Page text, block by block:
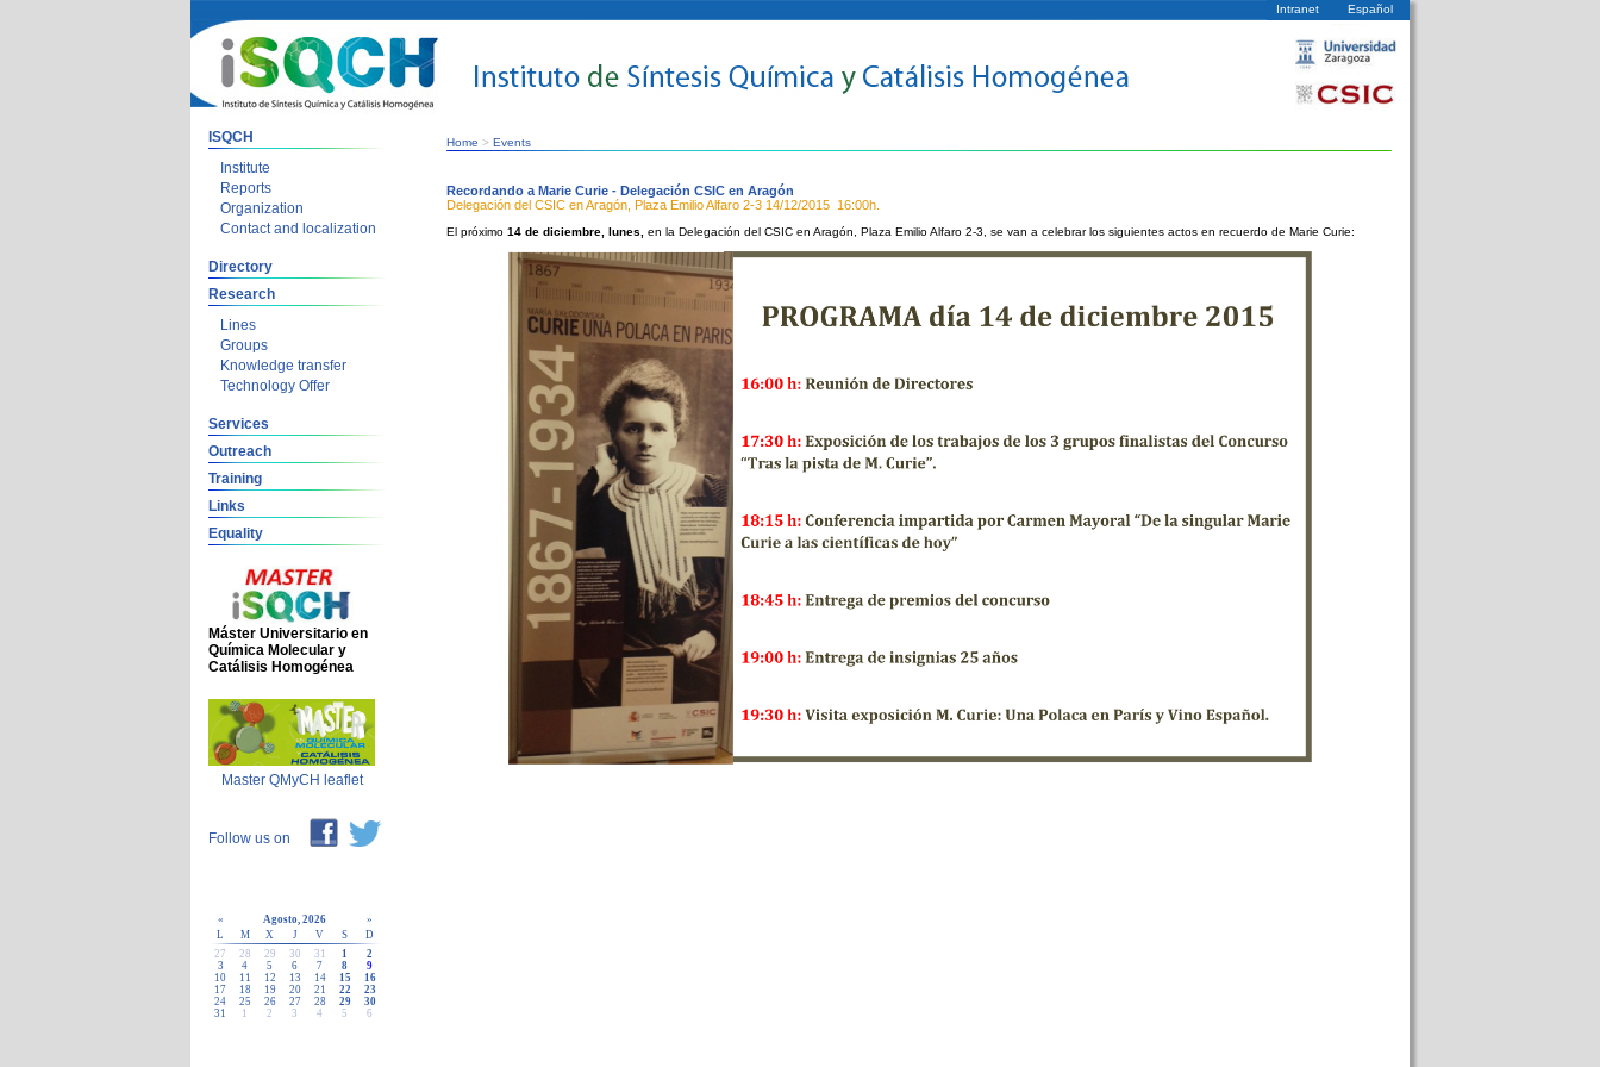
Intranet Español
ISQCH
Institute
Reports
Organization
Contact and localization
Directory
Research
Lines
Groups
Knowledge transfer
Technology Offer
Services
Outreach
Training
Links
Equality
Máster Universitario en
Química Molecular y
Catálisis Homogénea
Master QMyCH leaflet
Follow us on
« Agosto, 2026
»
L
M X J V S
D
27
28 29 30 31 1
2
3
4 5 6 7 8
9
10
11 12 13 14 15
16
17
18 19 20 21 22
23
24
25 26 27 28 29
30
31
1 2 3 4 5 6
Home > Events
Recordando a Marie Curie - Delegación CSIC en Aragón
Delegación del CSIC en Aragón, Plaza Emilio Alfaro 2-3 14/12/2015 16:00h.
El próximo 14 de diciembre, lunes, en la Delegación del CSIC en Aragón, Plaza Emilio Alfaro 2-3, se van a celebrar los siguientes actos en recuerdo de Marie Curie: